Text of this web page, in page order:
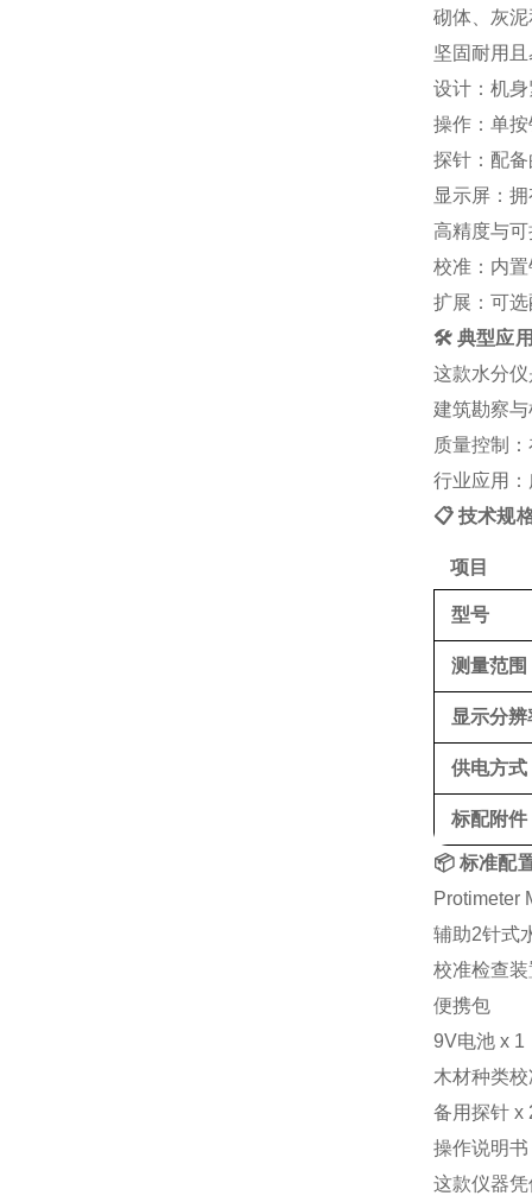
砌体、灰
坚固耐用
设计：机
操作：单
探针：配
显示屏：拥
高精度与
校准：内
扩展 ：可
🛠️ 典型应
这款水分
建筑勘察与
质量控制
行业应用
📋 技术规
项目
型号
测量范围
显示分辨
供电方式
标配附件
📦 标准配
Protimeter
辅助2针式
校准检查装
便携包
9V电池 x 1
木材种类
备用探针 x
操作说明书
这款仪器